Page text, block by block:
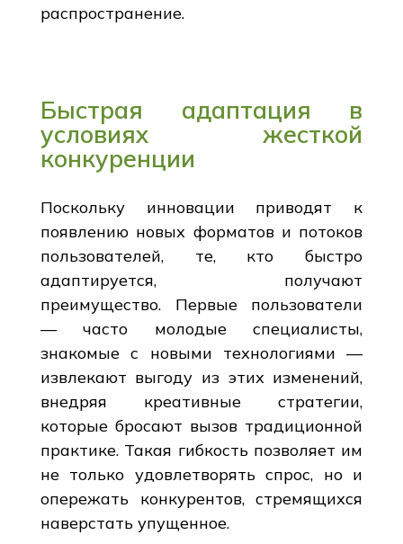
распространение.
Быстрая адаптация в
условиях жесткой
конкуренции
Поскольку инновации приводят к
появлению новых форматов и потоков
пользователей, те, кто быстро
адаптируется, получают
преимущество. Первые пользователи
— часто молодые специалисты,
знакомые с новыми технологиями —
извлекают выгоду из этих изменений,
внедряя креативные стратегии,
которые бросают вызов традиционной
практике. Такая гибкость позволяет им
не только удовлетворять спрос, но и
опережать конкурентов, стремящихся
наверстать упущенное.